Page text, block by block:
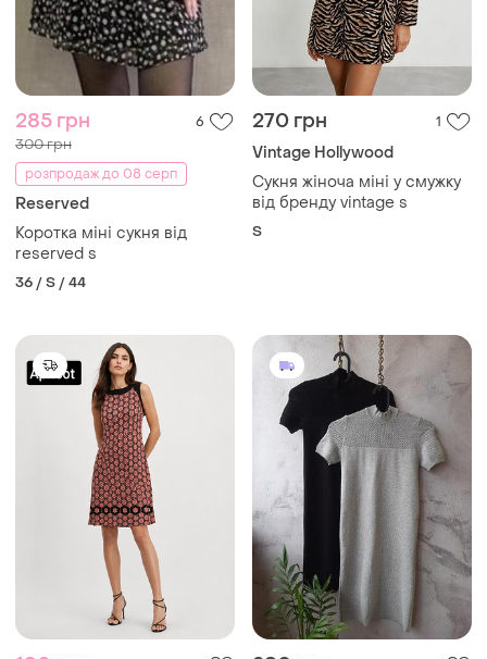
285 грн 6
300 грн
розпродаж до 08 серп
Reserved
Коротка міні сукня від
reserved s
36 / S / 44
270 грн 1
Vintage Hollywood
Сукня жіноча міні у смужку
від бренду vintage s
S